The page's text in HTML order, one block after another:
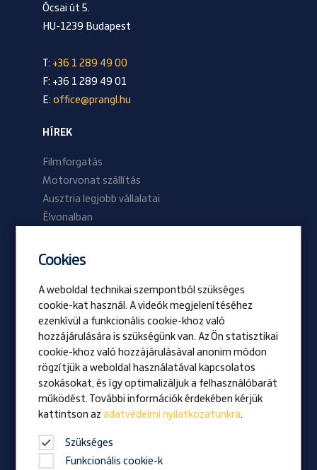
Ócsai út 5.
HU-1239 Budapest
T: +36 1 289 49 00
F: +36 1 289 49 01
E: office@prangl.hu
HÍREK
Filmforgatás
Motorvonat szállítás
Ausztria legjobb vállalatai
Élvonalban
2023/02 lapszám
Nyitott pozíciók
Kitüntetés
Családi vállalkozás
Hírek
Vállalati magazin
Cookies
A weboldal technikai szempontból szükséges
cookie-kat használ. A videók megjelenítéséhez
ezenkívül a funkcionális cookie-khoz való
hozzájárulására is szükségünk van. Az Ön statisztikai
cookie-khoz való hozzájárulásával anonim módon
rögzítjük a weboldal használatával kapcsolatos
szokásokat, és így optimalizáljuk a felhasználóbarát
működést. További információk érdekében kérjük
kattintson azadatvédelmi nyilatkozatunkra.
Szükséges
Funkcionális cookie-k